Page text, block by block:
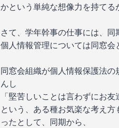
かという単純な想像力を持てる
さて、学年幹事の仕事には、同
個人情報管理については同窓会
同窓会組織が個人情報保護法
んし
「堅苦しいことは言わずにお
という、ある種お気楽な考え
ったとして、同期から、